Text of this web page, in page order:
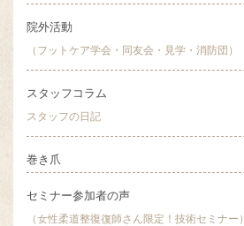
院外活動
（フットケア学会・同友会・見学・消防団）
スタッフコラム
スタッフの日記
巻き爪
セミナー参加者の声
（女性柔道整復復師さん限定！技術セミナー）